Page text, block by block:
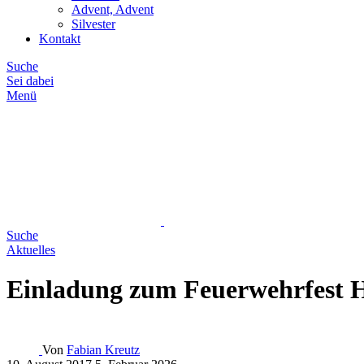
Advent, Advent
Silvester
Kontakt
Suche
Sei dabei
Menü
Suche
Aktuelles
Einladung zum Feuerwehrfest
Von Fabian Kreutz